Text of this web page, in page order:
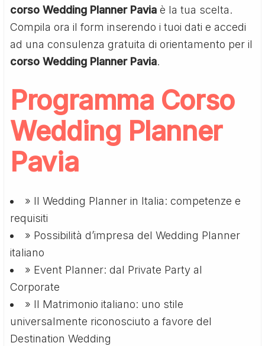
corso Wedding Planner Pavia è la tua scelta.
Compila ora il form inserendo i tuoi dati e accedi
ad una consulenza gratuita di orientamento per il
corso Wedding Planner Pavia.
Programma Corso
Wedding Planner
Pavia
» Il Wedding Planner in Italia: competenze e
requisiti
» Possibilità d’impresa del Wedding Planner
italiano
» Event Planner: dal Private Party al
Corporate
» Il Matrimonio italiano: uno stile
universalmente riconosciuto a favore del
Destination Wedding